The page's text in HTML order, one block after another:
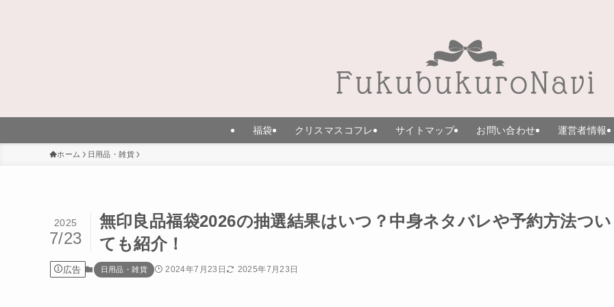
福袋 クリスマスコフレ サイトマップ お問い合わせ 運営者情報
ホーム 日用品・雑貨
無印良品福袋2026の抽選結果はいつ？中身ネタバレや予約方法つい
ても紹介！
2025
7/23
広告 日用品・雑貨 2024年7月23日 2025年7月23日